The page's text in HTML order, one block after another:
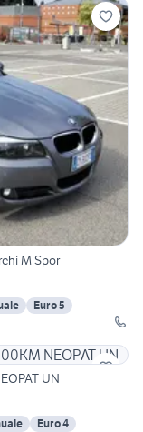
M Spor
Euro 5
UN
Euro 4